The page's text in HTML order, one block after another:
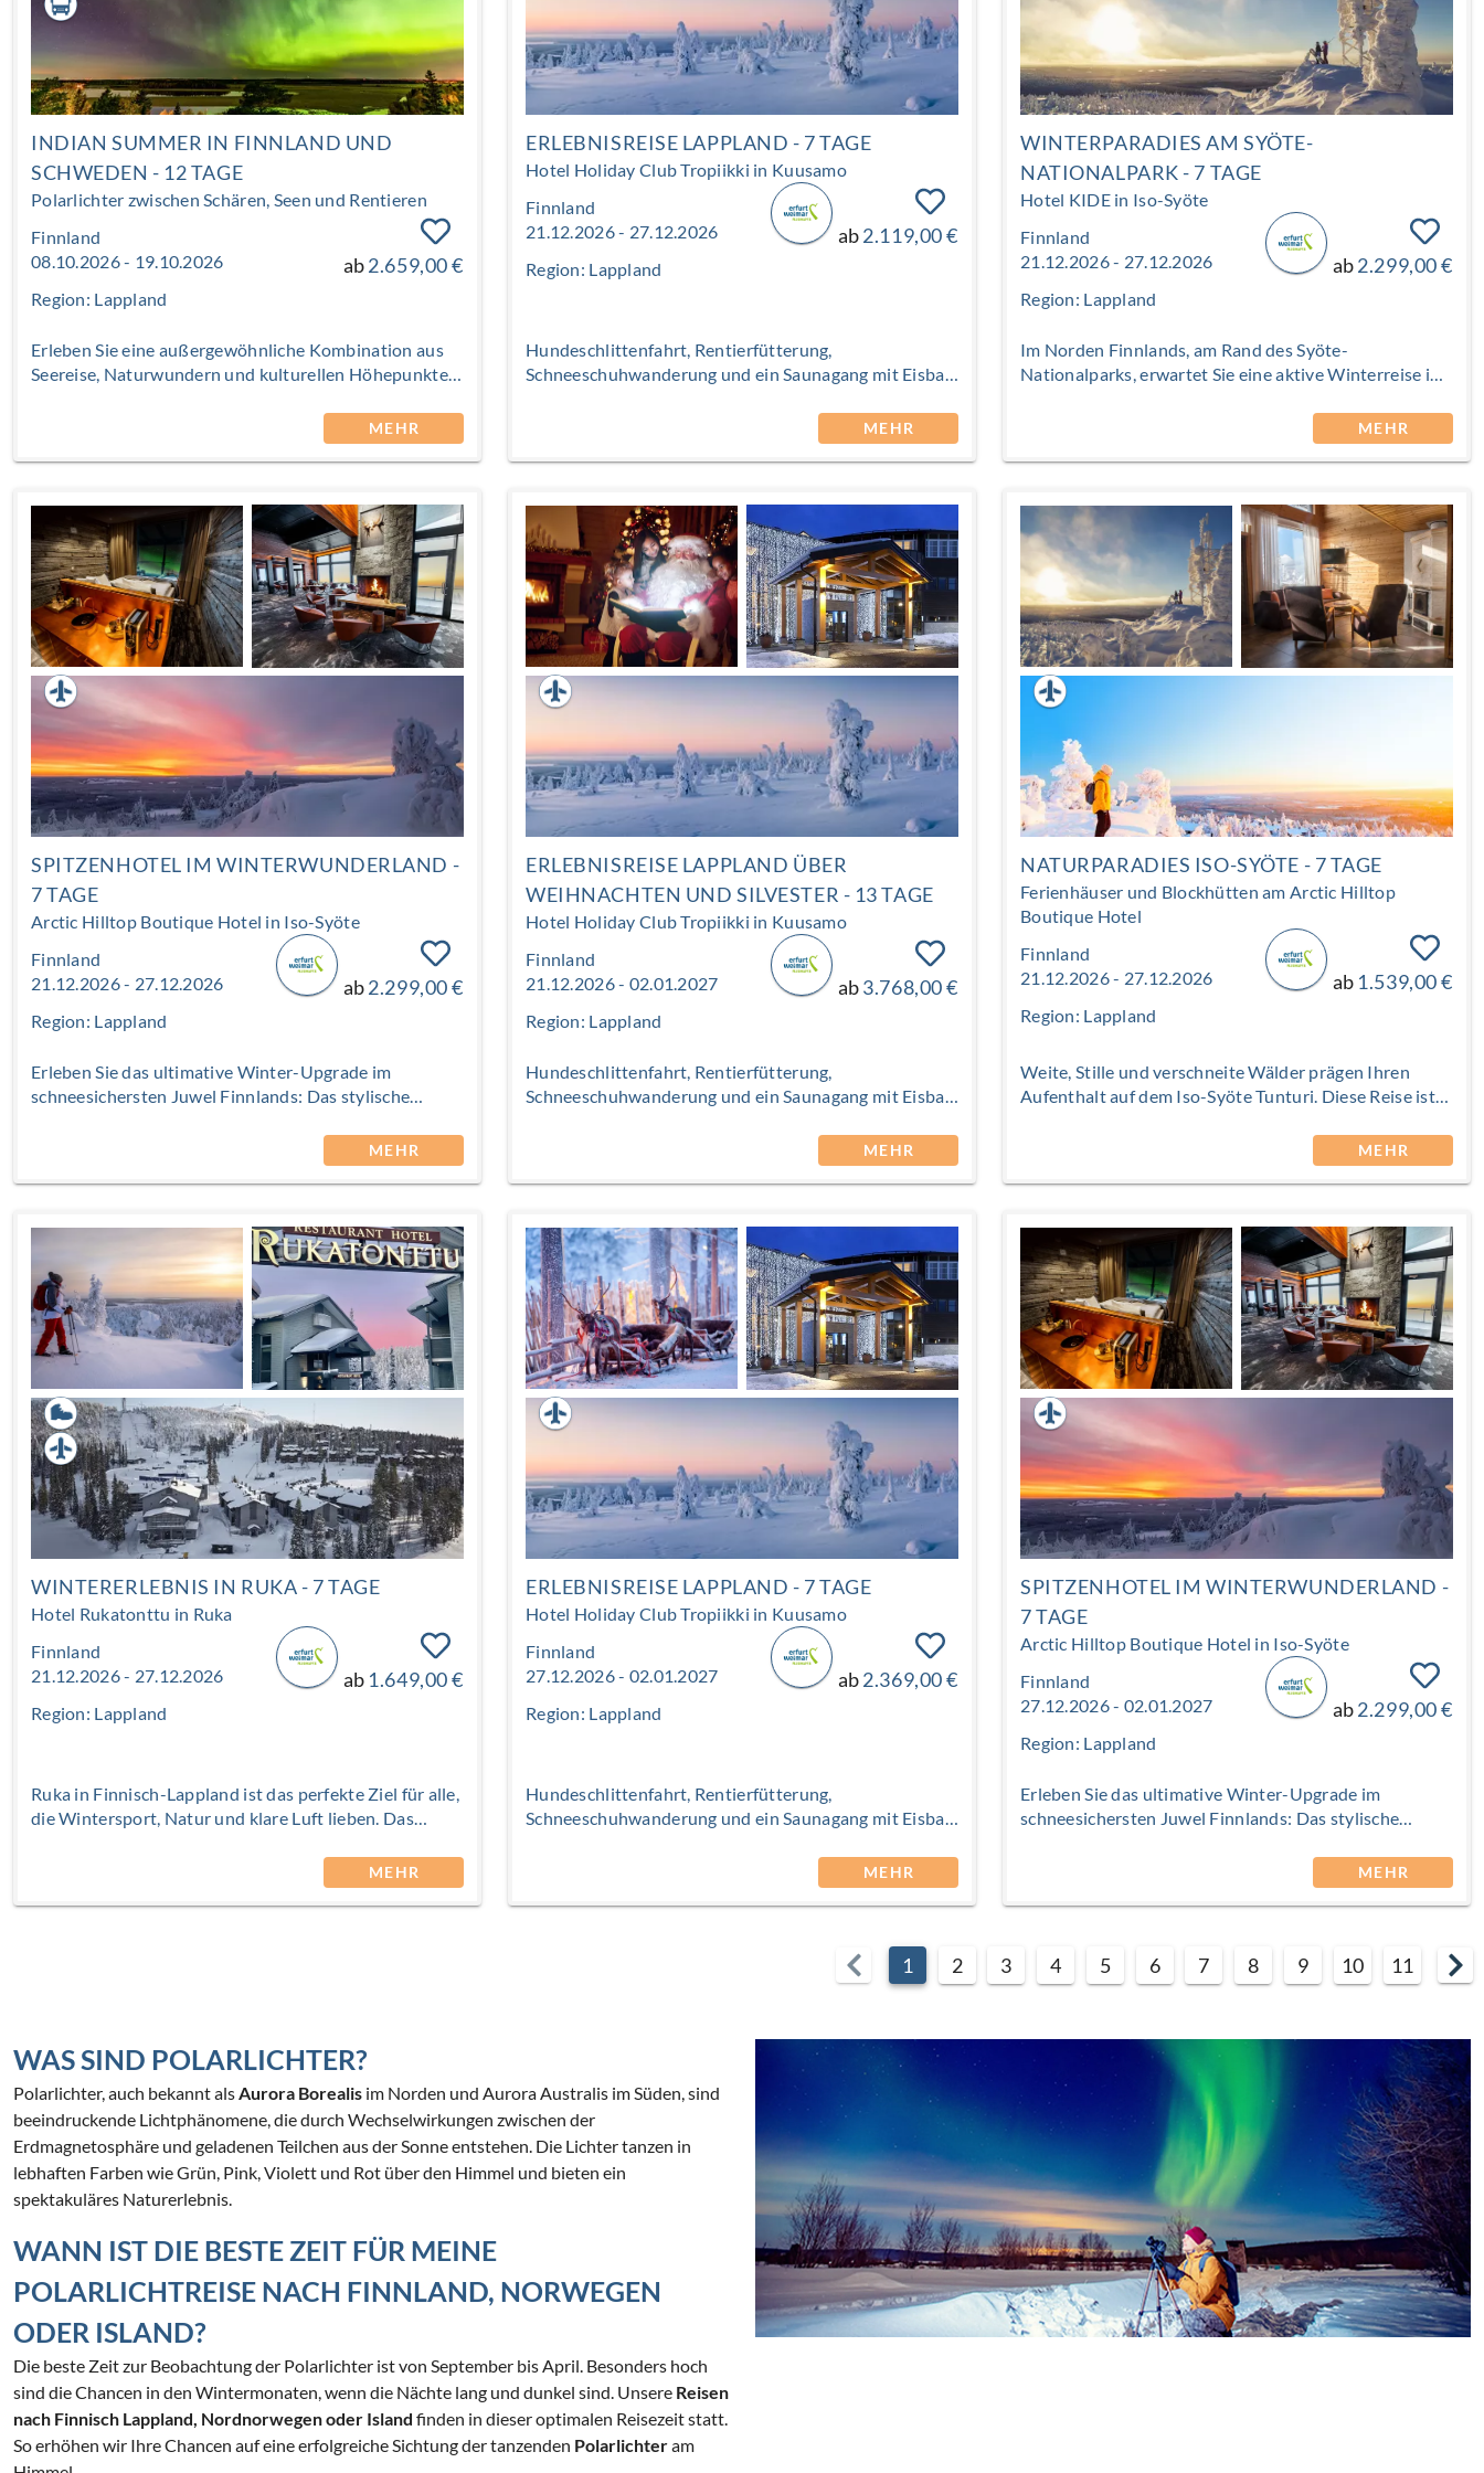
INDIAN SUMMER IN FINNLAND UND
SCHWEDEN - 12 TAGE
Polarlichter zwischen Schären, Seen und Rentieren
Finnland
08.10.2026 - 19.10.2026
Region: Lappland
ab2.659,00 €
Erleben Sie eine außergewöhnliche Kombination aus
Seereise, Naturwundern und kulturellen Höhepunkten.
Fährüberfahrt mit den unendlichen Weiten Finnlands,
dem Besuch lebendiger Städte und besonderen
Begegnungen – vom Weihnachtsmanndorf bis zur
für Komfort, regionale Küche für den Geschmack des
Nordens.
MEHR
ERLEBNISREISE LAPPLAND - 7 TAGE
Hotel Holiday Club Tropiikki in Kuusamo
Finnland
21.12.2026 - 27.12.2026
Region: Lappland
ab2.119,00 €
Hundeschlittenfahrt, Rentierfütterung,
Schneeschuhwanderung und ein Saunagang mit Eisbad
dieses Winterurlaubs. Sie wohnen wahlweise in
Hotelzimmern oder in Apartments und Ferienhäusern,
umgeben von weiß-winterlicher Natur. Warm
Beerensaft, stehen Sie nach Sonnenuntergang am Ufer.
Aus der kleinen Kota zieht der Geruch von Holzrauch
herüber. Ihr Blick wandert über die Baumwipfel. Bei
passenden Bedingungen zeigen sich Polarlichter am
Nordhimmel und sorgen für besonders magische
Momente. Tauschen Sie dieses Jahr den Trubel der
Festtage, die Hektik der Besorgungen und die
aufwendige Bewirtung gegen vollkommene Ruhe ein –
genießen Sie ein Weihnachtsfest, an dem Sie sich um
nichts kümmern müssen, außer um Ihr eigenes
Wohlbefinden.
MEHR
WINTERPARADIES AM SYÖTE-
NATIONALPARK - 7 TAGE
Hotel KIDE in Iso-Syöte
Finnland
21.12.2026 - 27.12.2026
Region: Lappland
ab2.299,00 €
Im Norden Finnlands, am Rand des Syöte-
Nationalparks, erwartet Sie eine aktive Winterreise in
Syöte liegt erhöht über den weiten Nadelwäldern
verschneite Hügel und weite Ausblicke verbinden. Sie
Piste. Von hier starten geführte Winteraktivitäten in
kleiner Gruppe: Schneeschuhwanderungen durch tief
verschneite Wälder, eine ausgedehnte
Huskyschlittenfahrt sowie Einblicke in die
Rentierhaltung der Region. Zwischen den
Programmpunkten bleibt bewusst Zeit für Erholung.
Die klare Struktur der Reise gibt Orientierung, ohne die
Tage zu überfrachten. Nach Stunden im Freien
empfängt Sie Ihr Zimmer als warmer Rückzugsort – mit
Blick auf die winterliche Landschaft des Syöte-Gebiets.
Diese Reise verbindet aktive Naturerlebnisse mit
nordischer Ruhe – ideal für Gäste, die Lappland im
Winter intensiv und dennoch entspannt erleben
möchten.
MEHR
SPITZENHOTEL IM WINTERWUNDERLAND -
7 TAGE
Arctic Hilltop Boutique Hotel in Iso-Syöte
Finnland
21.12.2026 - 27.12.2026
Region: Lappland
ab2.299,00 €
Erleben Sie das ultimative Winter-Upgrade im
schneesichersten Juwel Finnlands: Das stylische
majestätisch auf dem Fjell und bietet Ihnen den
exklusiven Logenplatz in Lapplands Wildnis. Warum
Sie genau hierher reisen sollten? Weil Sie eine
erstklassigem Service und purer Action erwartet. Ob
Sie auf Skiern direkt ab der Hoteltür losgleiten, mit
dem Motorschlitten durch tiefverschneite Wälder
jagen oder beim Schneeschuhwandern die
vollkommene Stille der Natur genießen – hier sind
Ihren Erlebnissen keine Grenzen gesetzt. Gönnen Sie
sich diesen Rückzugsort für Genießer und entdecken
Sie den Winter von seiner schönsten Seite. Ihr
Abenteuer in Iso-Syöte beginnt jetzt!
MEHR
ERLEBNISREISE LAPPLAND ÜBER
WEIHNACHTEN UND SILVESTER - 13 TAGE
Hotel Holiday Club Tropiikki in Kuusamo
Finnland
21.12.2026 - 02.01.2027
Region: Lappland
ab3.768,00 €
Hundeschlittenfahrt, Rentierfütterung,
Schneeschuhwanderung und ein Saunagang mit Eisbad
dieses Winterurlaubs. Sie wohnen wahlweise in
Hotelzimmern oder in Apartments und Ferienhäusern,
umgeben von weiß-winterlicher Natur. Warm
Beerensaft, stehen Sie nach Sonnenuntergang am Ufer.
Aus der kleinen Kota zieht der Geruch von Holzrauch
herüber. Ihr Blick wandert über die Baumwipfel. Bei
passenden Bedingungen zeigen sich Polarlichter am
Nordhimmel und sorgen für besonders magische
Momente. Tauschen Sie dieses Jahr den Trubel der
Festtage, die Hektik der Besorgungen und die
aufwendige Bewirtung rund um das Weihnachtsfest
und den Jahreswechsel gegen vollkommene Ruhe ein –
genießen Sie die Weihnachts- und Silvesterzeit und
kümmern Sie sich ausschließlich um Ihr eigenes
Wohlbefinden.
MEHR
NATURPARADIES ISO-SYÖTE - 7 TAGE
Ferienhäuser und Blockhütten am Arctic Hilltop
Boutique Hotel
Finnland
21.12.2026 - 27.12.2026
Region: Lappland
ab 1.539,00 €
Weite, Stille und verschneite Wälder prägen Ihren
Aufenthalt auf dem Iso-Syöte Tunturi. Diese Reise ist
erleben möchten und eine verlässliche Basis aus
Unterkunft und die bewährte Infrastruktur schätzen.
Sie gestalten Ihre Urlaubstage bewusst selbst und
besonderen Erlebnis machen. Gleichzeitig stehen
Ihnen die Annehmlichkeiten des Arctic Hilltop
Boutique Hotels mit Sauna, Pool und Restaurant zur
Verfügung.
MEHR
WINTERERLEBNIS IN RUKA - 7 TAGE
Hotel Rukatonttu in Ruka
Finnland
21.12.2026 - 27.12.2026
Region: Lappland
ab 1.649,00 €
Ruka in Finnisch-Lappland ist das perfekte Ziel für alle,
die Wintersport, Natur und klare Luft lieben. Das
präparierten Pisten, vielfältigen Outdoor-Aktivitäten
und einer einzigartigen Schneelandschaft. Das
gemütliche Hotel Rukatonttu überzeugt durch seine
MEHR
ERLEBNISREISE LAPPLAND - 7 TAGE
Hotel Holiday Club Tropiikki in Kuusamo
Finnland
27.12.2026 - 02.01.2027
Region: Lappland
ab2.369,00 €
Hundeschlittenfahrt, Rentierfütterung,
Schneeschuhwanderung und ein Saunagang mit Eisbad
dieses Winterurlaubs. Sie wohnen wahlweise in
Hotelzimmern oder in Apartments und Ferienhäusern,
umgeben von weiß-winterlicher Natur. Warm
Beerensaft, stehen Sie nach Sonnenuntergang am Ufer.
Aus der kleinen Kota zieht der Geruch von Holzrauch
passenden Bedingungen zeigen sich Polarlichter am
Nordhimmel und sorgen für besonders magische
Momente. Lassen Sie den Lärm der Silvesternacht in
diesem Jahr einfach hinter sich und tauschen Sie den
lauten Jubel gegen die magische Stille der arktischen
Wildnis.
MEHR
SPITZENHOTEL IM WINTERWUNDERLAND -
7 TAGE
Arctic Hilltop Boutique Hotel in Iso-Syöte
Finnland
27.12.2026 - 02.01.2027
Region: Lappland
ab2.299,00 €
Erleben Sie das ultimative Winter-Upgrade im
schneesichersten Juwel Finnlands: Das stylische
majestätisch auf dem Fjell und bietet Ihnen den
exklusiven Logenplatz in Lapplands Wildnis. Warum
Sie genau hierher reisen sollten? Weil Sie eine
erstklassigem Service und purer Action erwartet. Ob
Sie auf Skiern direkt ab der Hoteltür losgleiten, mit
jagen oder beim Schneeschuhwandern die
vollkommene Stille der Natur genießen – hier sind
Ihren Erlebnissen keine Grenzen gesetzt. Gönnen Sie
sich diesen Rückzugsort für Genießer und entdecken
Sie den Winter von seiner schönsten Seite. Ihr
Abenteuer in Iso-Syöte beginnt jetzt!
MEHR
1 2 3 4 5 6 7 8 9 10 11
WAS SIND POLARLICHTER?
Polarlichter, auch bekannt alsAurora Borealis im Norden und Aurora Australis im Süden, sind
beeindruckende Lichtphänomene, die durch Wechselwirkungen zwischen der
Erdmagnetosphäre und geladenen Teilchen aus der Sonne entstehen. Die Lichter tanzen in
lebhaften Farben wie Grün, Pink, Violett und Rot über den Himmel und bieten ein
spektakuläres Naturerlebnis.
WANN IST DIE BESTE ZEIT FÜR MEINE
POLARLICHTREISE NACH FINNLAND, NORWEGEN
ODER ISLAND?
Die beste Zeit zur Beobachtung der Polarlichter ist von September bis April. Besonders hoch
sind die Chancen in den Wintermonaten, wenn die Nächte lang und dunkel sind. Unsere Reisen
nach Finnisch Lappland, Nordnorwegen oder Island finden in dieser optimalen Reisezeit statt.
So erhöhen wir Ihre Chancen auf eine erfolgreiche Sichtung der tanzenden Polarlichteram